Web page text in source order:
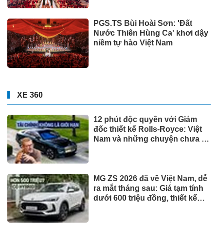
PGS.TS Bùi Hoài Sơn: 'Đất
Nước Thiên Hùng Ca' khơi dậy
niềm tự hào Việt Nam
XE 360
12 phút độc quyền với Giám
đốc thiết kế Rolls-Royce: Việt
Nam và những chuyện chưa kể
MG ZS 2026 đã về Việt Nam, dễ
ra mắt tháng sau: Giá tạm tính
dưới 600 triệu đồng, thiết kế